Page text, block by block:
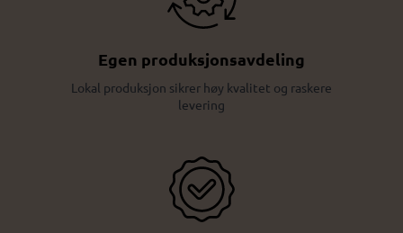
Egen produksjonsavdeling
Lokal produksjon sikrer høy kvalitet og raskere
levering